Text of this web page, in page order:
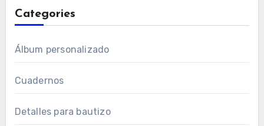
Categories
Álbum personalizado
Cuadernos
Detalles para bautizo